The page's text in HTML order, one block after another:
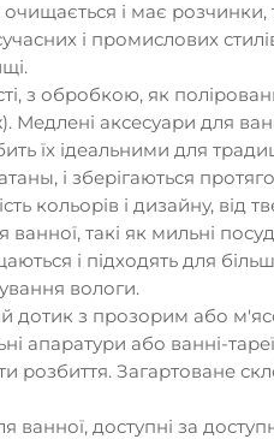
очищається і має
і промислових
з обробкою, як
Медлені аксесуари для
їх ідеальними для
і зберігаються
кольорів і дизайну, від
ванної, такі як мильні
і підходять для
вологи.
дотик з прозорим або
апаратури або ванні-
розбиття. Загартоване
ванної, доступні за